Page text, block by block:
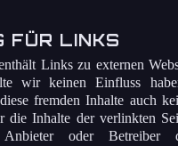
FÜR LINKS
Links zu externen
wir keinen Einfluss
fremden Inhalte auch
die Inhalte der verlinkten
oder Betreiber